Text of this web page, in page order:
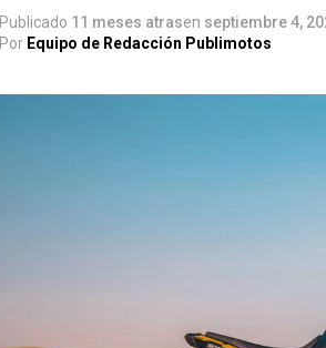
Publicado 11 meses atrasen septiembre 4,
Por Equipo de Redacción Publimotos